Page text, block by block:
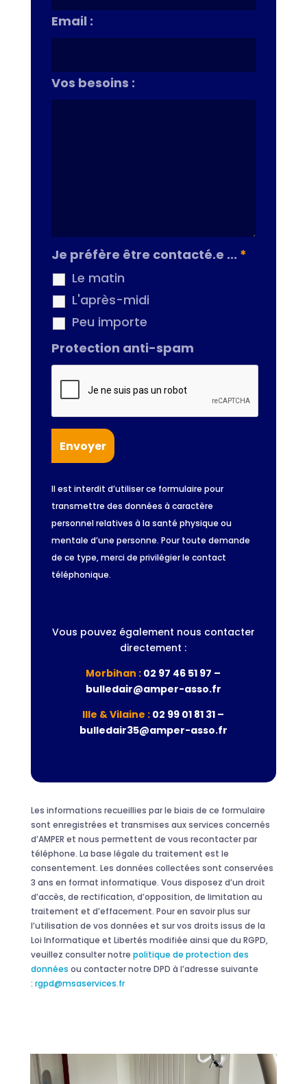
Email :
Vos besoins :
Je préfère être contacté.e ... *
Le matin
L'après-midi
Peu importe
Protection anti-spam
Il est interdit d’utiliser ce formulaire pour
transmettre des données à caractère
personnel relatives à la santé physique ou
mentale d’une personne. Pour toute demande
de ce type, merci de privilégier le contact
téléphonique.
Vous pouvez également nous contacter
directement :
Morbihan : 02 97 46 51 97 –
bulledair@amper-asso.fr
Ille & Vilaine : 02 99 01 81 31 –
bulledair35@amper-asso.fr
Les informations recueillies par le biais de ce formulaire
sont enregistrées et transmises aux services concernés
d’AMPER et nous permettent de vous recontacter par
téléphone. La base légale du traitement est le
consentement. Les données collectées sont conservées
3 ans en format informatique. Vous disposez d’un droit
d’accès, de rectification, d’opposition, de limitation au
traitement et d’effacement. Pour en savoir plus sur
l’utilisation de vos données et sur vos droits issus de la
Loi Informatique et Libertés modifiée ainsi que du RGPD,
veuillez consulter notre politique de protection des
données ou contacter notre DPD à l’adresse suivante
: rgpd@msaservices.fr